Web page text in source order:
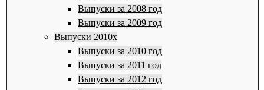
Выпуски за 2008 год
Выпуски за 2009 год
Выпуски 2010х
Выпуски за 2010 год
Выпуски за 2011 год
Выпуски за 2012 год